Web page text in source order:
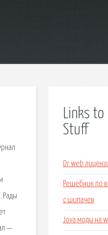
Рады
—
Links
Stuff
Dr web
Решебник по
с шипачев
Jova моды на